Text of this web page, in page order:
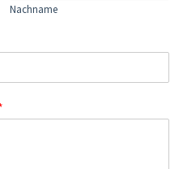
Nachname